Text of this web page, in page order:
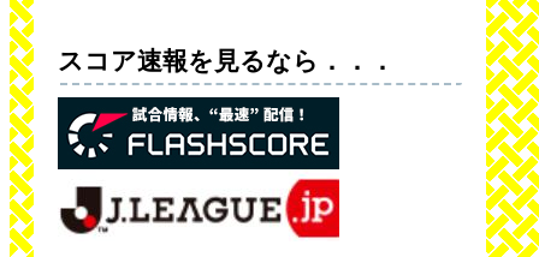
スコア速報を見るなら．．．